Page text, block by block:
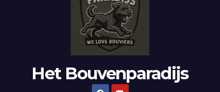
Het Bouvenparadijs